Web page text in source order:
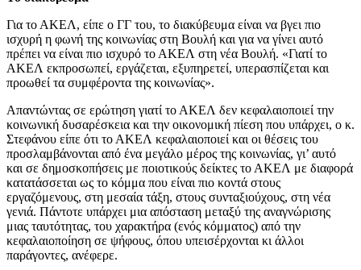
Για το ΑΚΕΛ, είπε ο ΓΓ του, το διακύβευμα είναι να βγει πιο
ισχυρή η φωνή της κοινωνίας στη Βουλή και για να γίνει αυτό
πρέπει να είναι πιο ισχυρό το ΑΚΕΛ στη νέα Βουλή. «Γιατί το
ΑΚΕΛ εκπροσωπεί, εργάζεται, εξυπηρετεί, υπερασπίζεται και
προωθεί τα συμφέροντα της κοινωνίας».
Απαντώντας σε ερώτηση γιατί το ΑΚΕΛ δεν κεφαλαιοποιεί την
κοινωνική δυσαρέσκεια και την οικονομική πίεση που υπάρχει, ο κ.
Στεφάνου είπε ότι το ΑΚΕΛ κεφαλαιοποιεί και οι θέσεις του
προσλαμβάνονται από ένα μεγάλο μέρος της κοινωνίας, γι’ αυτό
και σε δημοσκοπήσεις με ποιοτικούς δείκτες το ΑΚΕΛ με διαφορά
κατατάσσεται ως το κόμμα που είναι πιο κοντά στους
εργαζόμενους, στη μεσαία τάξη, στους συνταξιούχους, στη νέα
γενιά. Πάντοτε υπάρχει μια απόσταση μεταξύ της αναγνώρισης
μιας ταυτότητας, του χαρακτήρα (ενός κόμματος) από την
κεφαλαιοποίηση σε ψήφους, όπου υπεισέρχονται κι άλλοι
παράγοντες, ανέφερε.